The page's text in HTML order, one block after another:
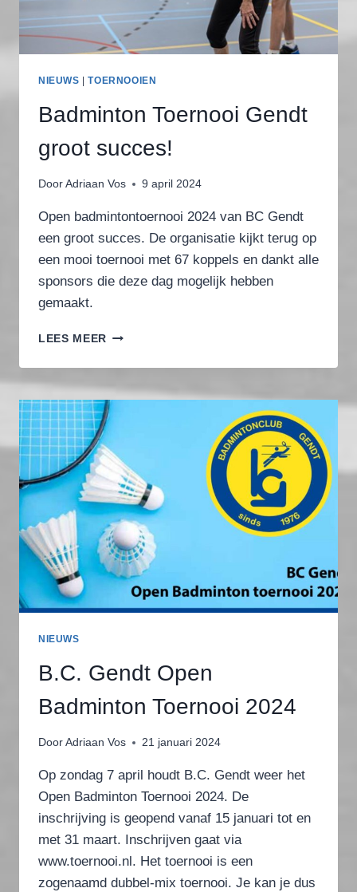
NIEUWS |TOERNOOIEN
Badminton Toernooi Gendt
groot succes!
Door Adriaan Vos 9 april 2024
Open badmintontoernooi 2024 van BC Gendt
een groot succes. De organisatie kijkt terug op
een mooi toernooi met 67 koppels en dankt alle
sponsors die deze dag mogelijk hebben
gemaakt.
LEES MEER BADMINTON
GENDT
SUCCES!
NIEUWS
B.C. Gendt Open
Badminton Toernooi 2024
Door Adriaan Vos 21 januari 2024
Op zondag 7 april houdt B.C. Gendt weer het
Open Badminton Toernooi 2024. De
inschrijving is geopend vanaf 15 januari tot en
met 31 maart. Inschrijven gaat via
www.toernooi.nl. Het toernooi is een
zogenaamd dubbel-mix toernooi. Je kan je dus